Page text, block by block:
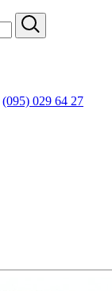
(095) 029 64 27